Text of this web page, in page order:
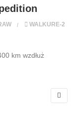
WALKURE-2
km wzdłuż